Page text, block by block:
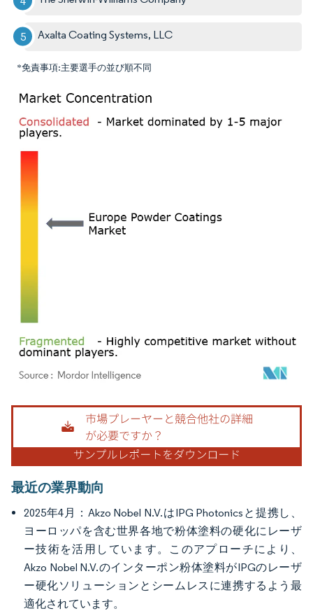
Axalta Coating Systems, LLC
*免責事項:主要選手の並び順不同
画像 © Mordor Intelligence。再利用にはCC BY 4.0の表示が必要です。
最近の業界動向
2025年4月：Akzo Nobel N.V.はIPG Photonicsと提携し、
ヨーロッパを含む世界各地で粉体塗料の硬化にレーザ
ー技術を活用しています。このアプローチにより、
Akzo Nobel N.V.のインターポン粉体塗料がIPGのレーザ
ー硬化ソリューションとシームレスに連携するよう最
適化されています。